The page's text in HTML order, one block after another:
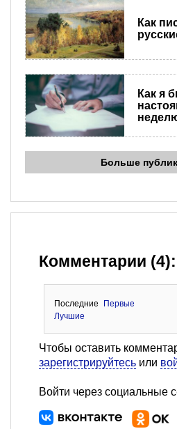
Как
Как я
Больше
Комментарии (4):
Последние
Первые
Лучшие
Чтобы оставить
зарегистрируйтесь или
Войти через социальные